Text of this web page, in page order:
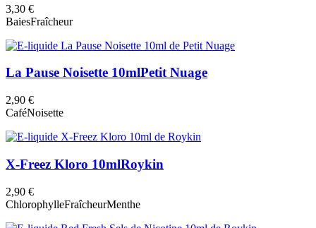
3,30 €
BaiesFraîcheur
La Pause Noisette 10mlPetit Nuage
2,90 €
CaféNoisette
X-Freez Kloro 10mlRoykin
2,90 €
ChlorophylleFraîcheurMenthe